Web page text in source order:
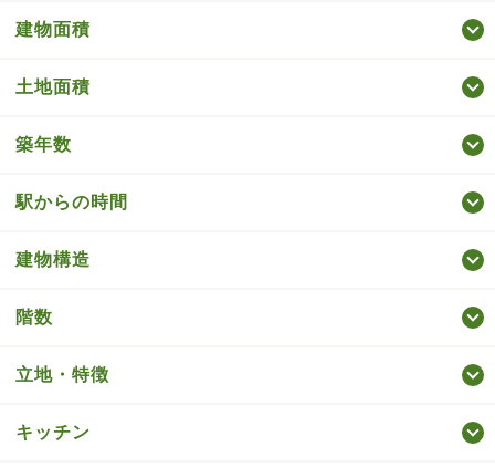
建物面積
土地面積
築年数
駅からの時間
建物構造
階数
立地・特徴
キッチン